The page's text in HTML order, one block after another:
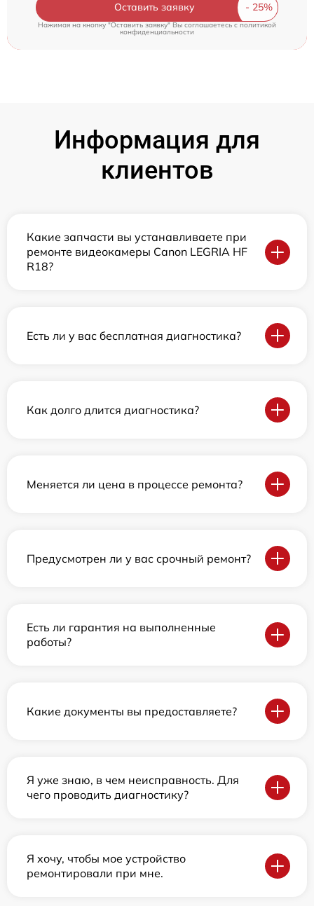
Оставить заявку
Нажимая на кнопку "Оставить заявку" Вы соглашаетесь cполитикой
конфиденциальности
Информация для
клиентов
Какие запчасти вы устанавливаете при
ремонте видеокамеры Canon LEGRIA HF
R18?
Есть ли у вас бесплатная диагностика?
Как долго длится диагностика?
Меняется ли цена в процессе ремонта?
Предусмотрен ли у вас срочный ремонт?
Есть ли гарантия на выполненные
работы?
Какие документы вы предоставляете?
Я уже знаю, в чем неисправность. Для
чего проводить диагностику?
Я хочу, чтобы мое устройство
ремонтировали при мне.